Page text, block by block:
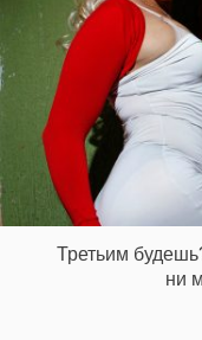
Третьим
ни